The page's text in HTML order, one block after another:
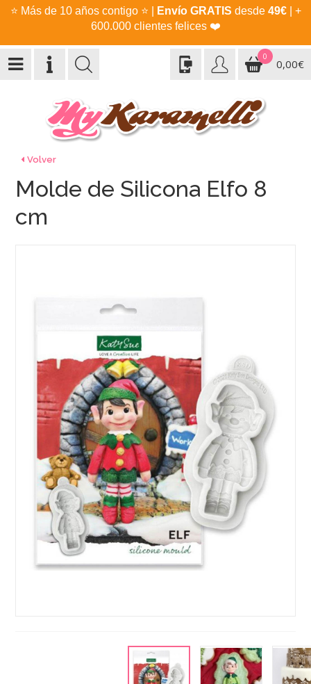
⭐ Más de 10 años contigo ⭐ Envío GRATIS desde 49€| +
600.000 clientes felices ❤️
0
0,00€
Volver
Molde de Silicona Elfo 8
cm